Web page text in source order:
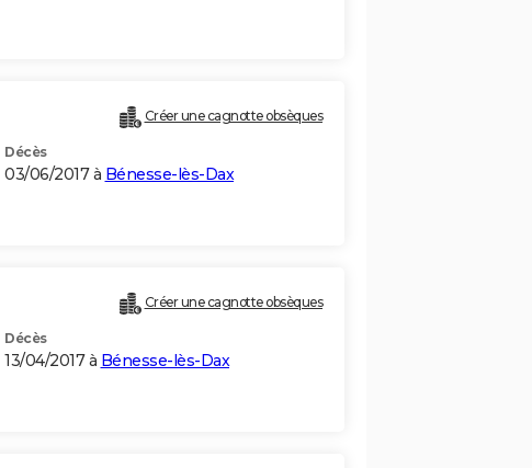
Créer une cagnotte obsèques
Décès
03/06/2017 à Bénesse-lès-Dax
Créer une cagnotte obsèques
Décès
13/04/2017 à Bénesse-lès-Dax